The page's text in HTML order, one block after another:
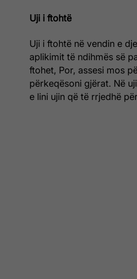
Uji i ftohtë
Uji i ftohtë në vendin e
aplikimit të ndihmës së
ftohet, Por, assesi mos
përkeqësoni gjërat. Në
e lini ujin që të rrjedhë